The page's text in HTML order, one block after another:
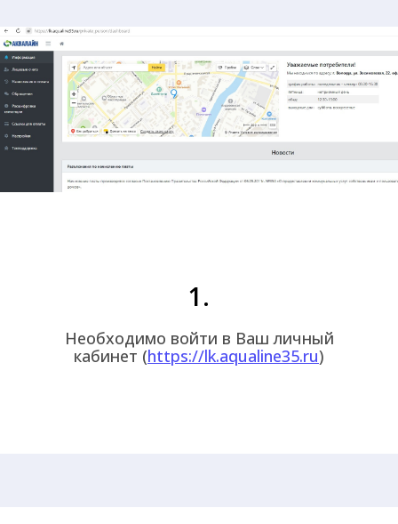
1.
Необходимо войти в Ваш личный
кабинет (https://lk.aqualine35.ru)